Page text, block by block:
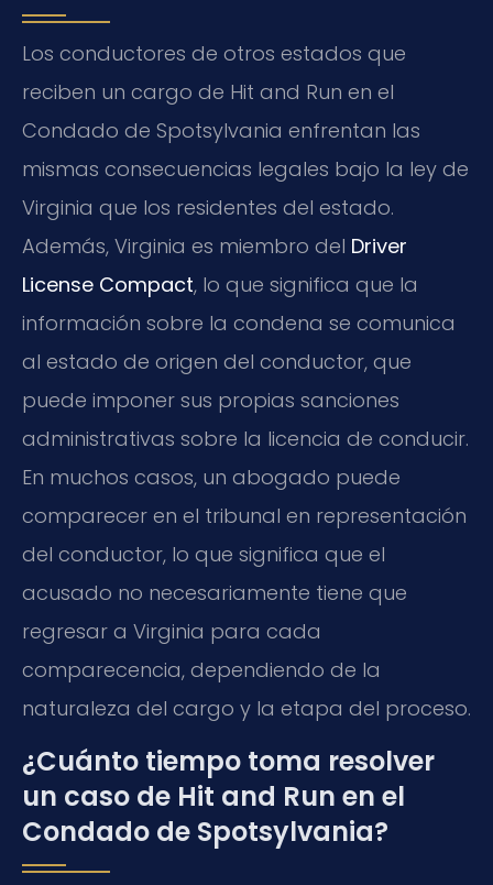
Los conductores de otros estados que
reciben un cargo de Hit and Run en el
Condado de Spotsylvania enfrentan las
mismas consecuencias legales bajo la ley de
Virginia que los residentes del estado.
Además, Virginia es miembro del Driver
License Compact, lo que significa que la
información sobre la condena se comunica
al estado de origen del conductor, que
puede imponer sus propias sanciones
administrativas sobre la licencia de conducir.
En muchos casos, un abogado puede
comparecer en el tribunal en representación
del conductor, lo que significa que el
acusado no necesariamente tiene que
regresar a Virginia para cada
comparecencia, dependiendo de la
naturaleza del cargo y la etapa del proceso.
¿Cuánto tiempo toma resolver
un caso de Hit and Run en el
Condado de Spotsylvania?